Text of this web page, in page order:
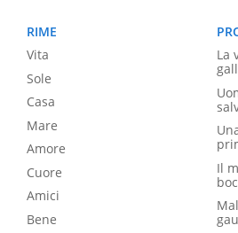
RIME
Vita
Sole
Casa
Mare
Amore
Cuore
Amici
Bene
La
Il